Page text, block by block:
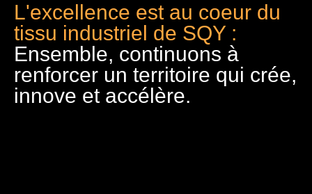
L'excellence est au coeur du
tissu industriel de SQY :
Ensemble, continuons à
renforcer un territoire qui crée,
innove et accélère.